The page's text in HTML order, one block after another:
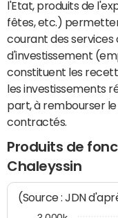
l'Etat, produits de
fêtes, etc.)
courant des services
d'investissement
constituent les
les investissements
part, à rembourser
contractés.
Produits de
Chaleyssin
(Source : JDN